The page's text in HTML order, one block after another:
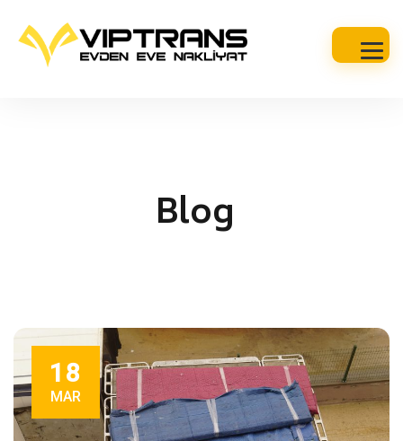
Blog
18
MAR